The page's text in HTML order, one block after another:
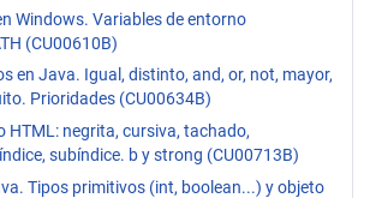
Windows. Variables de entorno
(CU00610B)
en Java. Igual, distinto, and, or, not, mayor,
Prioridades (CU00634B)
HTML: negrita, cursiva, tachado,
subíndice. b y strong (CU00713B)
Tipos primitivos (int, boolean...) y objeto